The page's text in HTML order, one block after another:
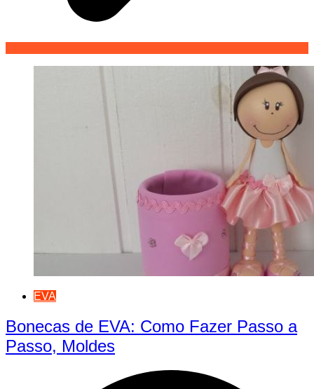
EVA
Bonecas de EVA: Como Fazer Passo a
Passo, Moldes